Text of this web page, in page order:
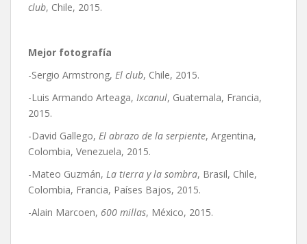
club, Chile, 2015.
Mejor fotografía
-Sergio Armstrong, El club, Chile, 2015.
-Luis Armando Arteaga, Ixcanul, Guatemala, Francia,
2015.
-David Gallego, El abrazo de la serpiente, Argentina,
Colombia, Venezuela, 2015.
-Mateo Guzmán, La tierra y la sombra, Brasil, Chile,
Colombia, Francia, Países Bajos, 2015.
-Alain Marcoen, 600 millas, México, 2015.